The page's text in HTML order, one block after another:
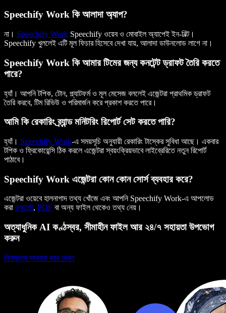
Speechify Work কি আলাদা অ্যাপ?
না। Speechify Work Speechify ওয়েব ও মোবাইল অ্যাপেই ইন-বিল্ট।
Speechify খুললেই এটি মূল ফিচার হিসেবে দেখা যায়, আলাদা ডাউনলোড লাগে না।
Speechify Work কি আমার টিমের জন্য কনটেন্ট ড্রাফট তৈরি করতে
পারে?
হ্যাঁ। আপনি টপিক, টোন, প্ল্যাটফর্ম ও মূল মেসেজ বললেই এজেন্টরা প্রাথমিক ড্রাফট
তৈরি করবে, টিম রিভিউ ও পরিমার্জন করে প্রকাশ করতে পারে।
আমি কি রেকারিং ব্র্যান্ড মনিটরিং রিপোর্ট সেট করতে পারি?
হ্যাঁ। Speechify Work-এ সময়সূচি অনুযায়ী রেকারিং টাস্কের সুবিধা আছে। একবার
টপিক ও ফ্রিকোয়েন্সি ঠিক করলে এজেন্টরা স্বয়ংক্রিয়ভাবে লাইব্রেরিতে নতুন রিপোর্ট
পাঠাবে।
Speechify Work এজেন্টরা কোন কোন সোর্স ব্যবহার করে?
এজেন্টরা ওয়েবে হালনাগাদ তথ্য খোঁজে এবং আপনি Speechify Work-এ আপলোড
করা ডকুমেন্ট, PDF বা অন্য ফাইল থেকেও তথ্য নেয়।
অত্যাধুনিক AI কণ্ঠস্বর, সীমাহীন ফাইল আর ২৪/৭ সহায়তা উপভোগ
করুন
বিনামূল্যে ব্যবহার করে দেখুন